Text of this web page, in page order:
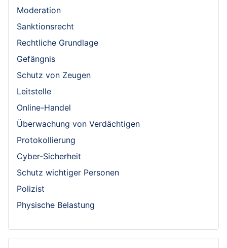
Moderation
Sanktionsrecht
Rechtliche Grundlage
Gefängnis
Schutz von Zeugen
Leitstelle
Online-Handel
Überwachung von Verdächtigen
Protokollierung
Cyber-Sicherheit
Schutz wichtiger Personen
Polizist
Physische Belastung